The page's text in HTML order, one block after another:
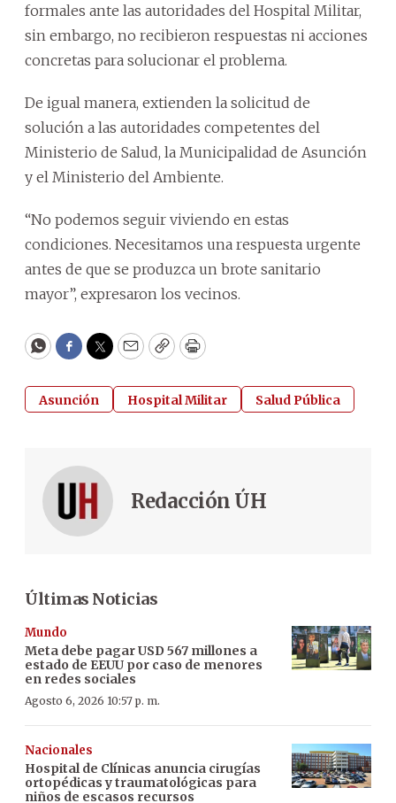
formales ante las autoridades del Hospital Militar,
sin embargo, no recibieron respuestas ni acciones
concretas para solucionar el problema.
De igual manera, extienden la solicitud de
solución a las autoridades competentes del
Ministerio de Salud, la Municipalidad de Asunción
y el Ministerio del Ambiente.
“No podemos seguir viviendo en estas
condiciones. Necesitamos una respuesta urgente
antes de que se produzca un brote sanitario
mayor”, expresaron los vecinos.
WhatsApp
Facebook
Twitter
EmailCopyPrint
Asunción Hospital Militar Salud Pública
Redacción ÚH
Últimas Noticias
Mundo
Meta debe pagar USD 567 millones a
estado de EEUU por caso de menores
en redes sociales
Agosto 6, 2026 10:57 p. m.
Nacionales
Hospital de Clínicas anuncia cirugías
ortopédicas y traumatológicas para
niños de escasos recursos